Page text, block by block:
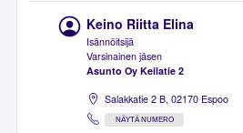
Keino Riitta Elina
Isännöitsijä
Varsinainen jäsen
Asunto Oy Keilatie 2
Salakkatie 2 B, 02170 Espoo
NÄYTÄ NUMERO